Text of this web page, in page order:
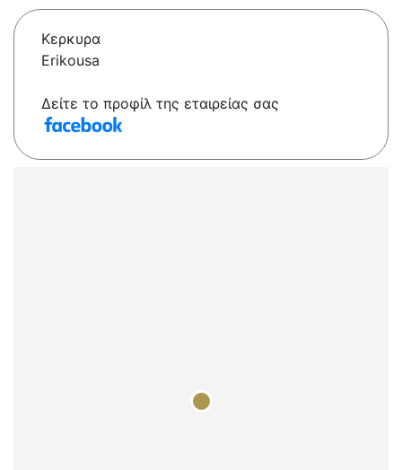
Κερκυρα
Erikousa
Δείτε το προφίλ της εταιρείας σας